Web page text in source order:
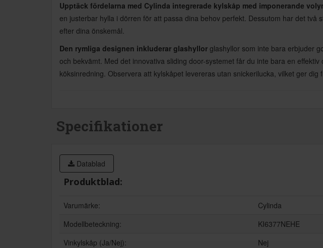
Upptäck fördelarna med Cylinda integrerade kylskåp med imponerande
en justerbar hylla i dörren för att passa dina behov perfekt. Dessutom har det
efter dina önskemål.
Den rymliga designen inkluderar glashyllor glashyllor som inte bara erbjuder
och bekvämt. Med det innovativa sliding door-systemet får du inte bara en
köksinredning. Observera att kylskåpet levereras utan snickerilucka, vilket ger
Specifikationer
Datablad
Produktblad:
Varumärke:
Cylinda
Modellbeteckning:
KI6377NEHE
Vinkylskåp (Ja/Nej):
Nej